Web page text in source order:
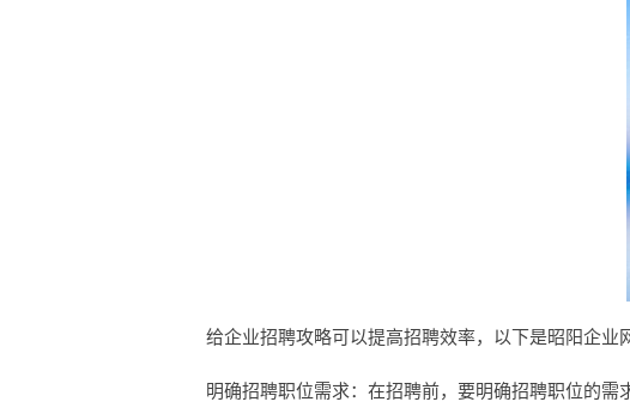
给企业招聘攻略可以提高招聘效率，以下是昭阳企业
明确招聘职位需求：在招聘前，要明确招聘职位的